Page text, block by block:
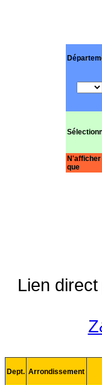
N'afficher
que
Lien
Dept. Arrondissement